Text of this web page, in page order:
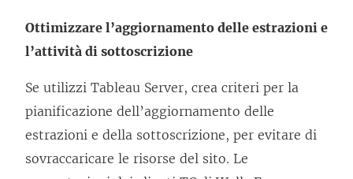
l
e
a
m
e
n
c
o
l
l
e
g
Ottimizzare l’aggiornamento delle estrazioni e
l’attività di sottoscrizione
Se utilizzi Tableau Server, crea criteri per la
pianificazione dell’aggiornamento delle
estrazioni e della sottoscrizione, per evitare di
sovraccaricare le risorse del sito. Le